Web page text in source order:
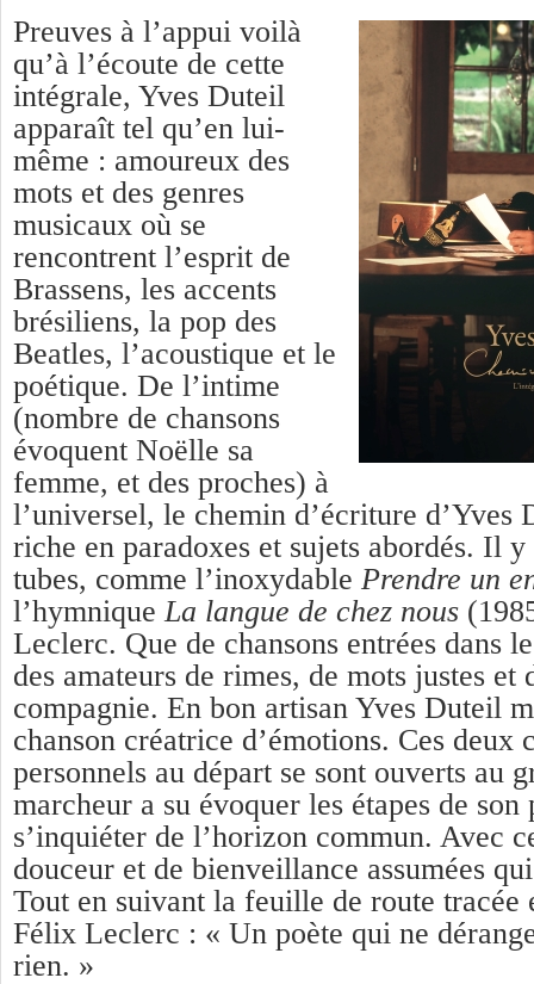
Preuves à l’appui voilà
qu’à l’écoute de cette
intégrale, Yves Duteil
apparaît tel qu’en lui-
même : amoureux des
mots et des genres
musicaux où se
rencontrent l’esprit de
Brassens, les accents
brésiliens, la pop des
Beatles, l’acoustique et le
poétique. De l’intime
(nombre de chansons
évoquent Noëlle sa
femme, et des proches) à
l’universel, le chemin d’écriture d’Yves
riche en paradoxes et sujets abordés. Il
tubes, comme l’inoxydable Prendre un
l’hymnique La langue de chez nous
Leclerc. Que de chansons entrées dans
des amateurs de rimes, de mots justes et
compagnie. En bon artisan Yves Duteil
chanson créatrice d’émotions. Ces deux
personnels au départ se sont ouverts au
marcheur a su évoquer les étapes de son
s’inquiéter de l’horizon commun. Avec
douceur et de bienveillance assumées
Tout en suivant la feuille de route tracée
Félix Leclerc : « Un poète qui ne
rien. »